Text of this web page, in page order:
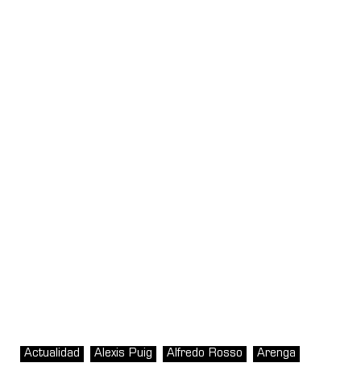
Actualidad Alexis Puig Alfredo Rosso Arenga